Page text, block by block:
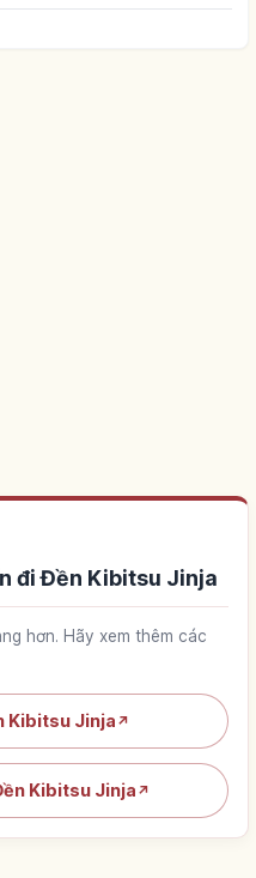
đi Đền Kibitsu Jinja
hơn. Hãy xem thêm các
Kibitsu Jinja↗
Kibitsu Jinja↗